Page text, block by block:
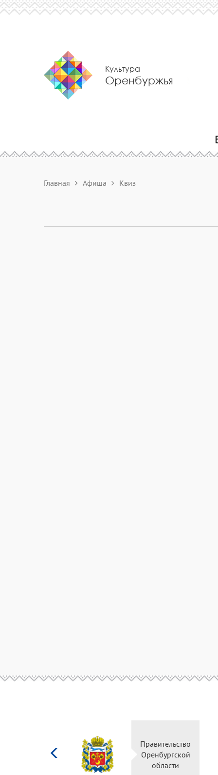
Культура
Оренбуржья
Главная Афиша Квиз
Правительство
Оренбургской
области